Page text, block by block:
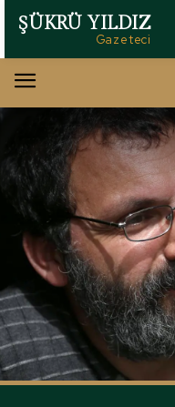
ŞÜKRÜ YILDIZ
Gazeteci